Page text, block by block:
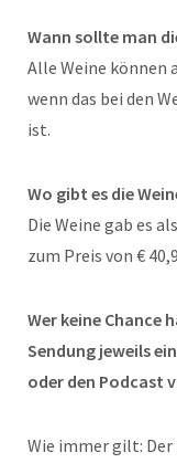
Wann sollte man
Alle Weine können
wenn das bei den
ist.
Wo gibt es die
Die Weine gab es als
zum Preis von €
Wer keine Chance
Sendung jeweils
oder den Podcast
Wie immer gilt: